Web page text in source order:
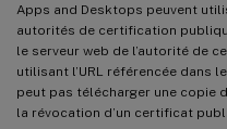
Apps and Desktops peuvent
autorités de certification
le serveur web de l’autorité de
utilisant l’URL référencée dans
peut pas télécharger une copie
la révocation d’un certificat